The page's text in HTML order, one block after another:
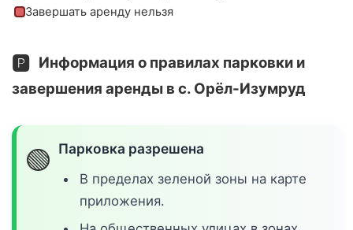
Завершать аренду нельзя
🅿️ Информация о правилах парковки и
завершения аренды в с. Орёл-Изумруд
🟢 Парковка разрешена
В пределах зеленой зоны на карте
приложения.